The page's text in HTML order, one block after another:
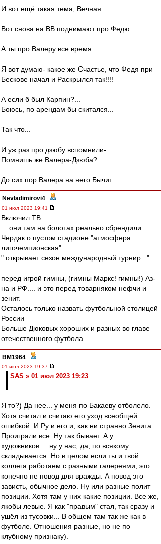
И вот ещё такая тема, Вечная....
Вот снова на ВВ поднимают про Федю...
А ты про Валеру все время...
Я вот думаю- какое же Счастье, что Федя при
Бескове начал и Раскрылся так!!!!
А если б был Карпин?...
Боюсь, по арендам бы скитался...
Так что...
И уж раз про дзюбу вспомнили-
Помнишь же Валера-Дзюба?
До сих пор Валера на него Бычит
Nevladimirovi4 -
01 июл 2023 19:41
Включил ТВ
... они там на болотах реально сбрендили...
Чердак о пустом стадионе "атмосфера
лигочемпионская"
" открывает сезон международный турнир..."
перед игрой гимны, (гимны Маркс! гимны!) Аз-
на и РФ.... и это перед товарняком нефчи и
зенит.
Осталось только назвать футбольной столицей
России
Больше Дюковых хороших и разных во главе
отечественного футбола.
BM1964 -
01 июл 2023 19:37
SAS » 01 июл 2023 19:23
Я то?) Да нее... у меня по Бакаеву отболело.
Хотя считал и считаю его уход всеобщей
ошибкой. И Ру и его и, как ни странно Зенита.
Проиграли все. Ну так бывает. А у
художников.... ну у нас, да, по всякому
складывается. Но в целом если ты и твой
коллега работаем с разными галереями, это
конечно не повод для вражды. А повод это
зависть, обычное дело. Ну или разные полит
позиции. Хотя там у них какие позиции. Все же,
якобы левые. Я как "правым" стал, так сразу и
ушёл из тусовки... В общем там так же как в
футболе. Отношения разные, но не по
клубному признаку).